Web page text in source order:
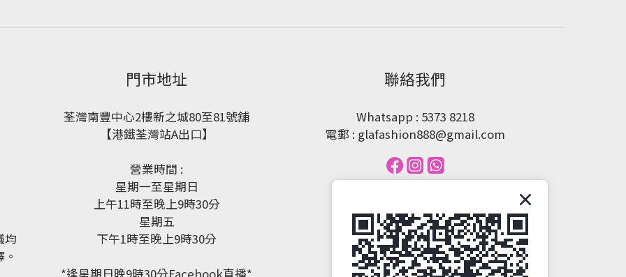
均
門市地址
荃灣南豐中心2樓新之城80至81號舖
【港鐵荃灣站A出口】
營業時間 :
星期一至星期日
上午11時至晚上9時30分
星期五
下午1時至晚上9時30分
*逢星期日晚9時30分Facebook直播*
聯絡我們
Whatsapp : 5373 8218
電郵 : glafashion888@gmail.com